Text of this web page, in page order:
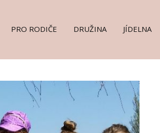
PRO RODIČE DRUŽINA JÍDELNA